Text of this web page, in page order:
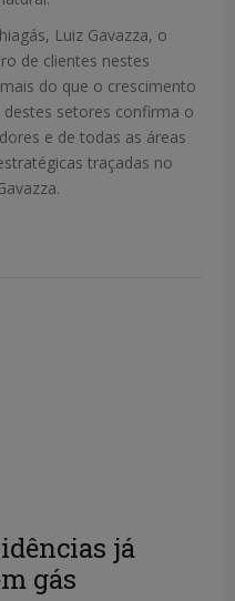
Luiz Gavazza, o
de clientes nestes
do que o crescimento
destes setores confirma o
e de todas as áreas
traçadas no
já
gás